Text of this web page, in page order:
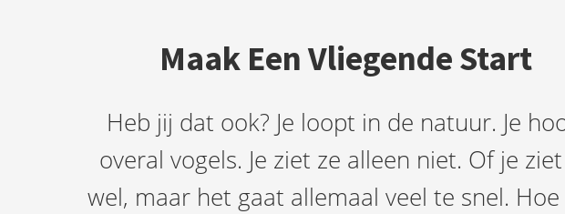
Maak Een Vliegende Start
Heb jij dat ook? Je loopt in de natuur. Je
overal vogels. Je ziet ze alleen niet. Of je
wel, maar het gaat allemaal veel te snel.